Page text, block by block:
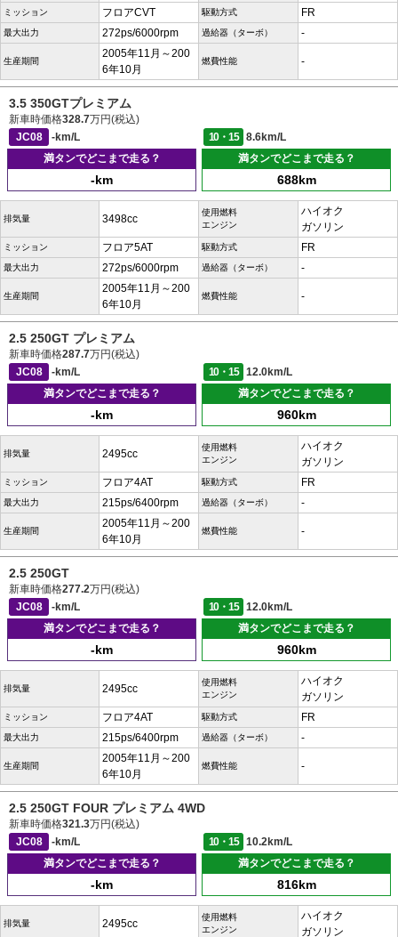
ミッション フロアCVT 駆動方式 FR
最大出力 272ps/6000rpm 過給器（ターボ） -
生産期間
2005年11月～200
6年10月
燃費性能 -
3.5 350GTプレミアム
新車時価格328.7万円(税込)
JC08
-km/L 10・15
8.6km/L
満タンでどこまで走る？
-km
満タンでどこまで走る？
688km
排気量 3498cc
使用燃料
エンジン
ハイオク
ガソリン
ミッション フロア5AT 駆動方式 FR
最大出力 272ps/6000rpm 過給器（ターボ） -
生産期間
2005年11月～200
6年10月
燃費性能 -
2.5 250GT プレミアム
新車時価格287.7万円(税込)
JC08
-km/L 10・15
12.0km/L
満タンでどこまで走る？
-km
満タンでどこまで走る？
960km
排気量 2495cc
使用燃料
エンジン
ハイオク
ガソリン
ミッション フロア4AT 駆動方式 FR
最大出力 215ps/6400rpm 過給器（ターボ） -
生産期間
2005年11月～200
6年10月
燃費性能 -
2.5 250GT
新車時価格277.2万円(税込)
JC08
-km/L 10・15
12.0km/L
満タンでどこまで走る？
-km
満タンでどこまで走る？
960km
排気量 2495cc
使用燃料
エンジン
ハイオク
ガソリン
ミッション フロア4AT 駆動方式 FR
最大出力 215ps/6400rpm 過給器（ターボ） -
生産期間
2005年11月～200
6年10月
燃費性能 -
2.5 250GT FOUR プレミアム 4WD
新車時価格321.3万円(税込)
JC08
-km/L 10・15
10.2km/L
満タンでどこまで走る？
-km
満タンでどこまで走る？
816km
排気量 2495cc
使用燃料
エンジン
ハイオク
ガソリン